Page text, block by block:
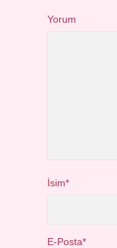
Yorum
İsim*
E-Posta*